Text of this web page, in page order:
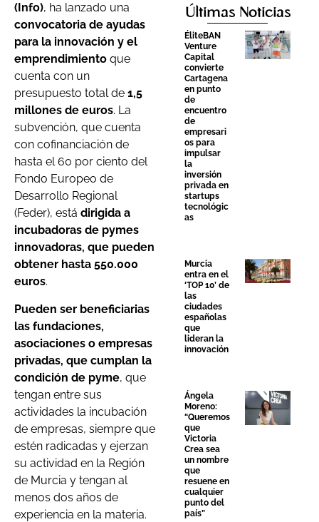
(Info), ha lanzado una
convocatoria de ayudas
para la innovación y el
emprendimiento que
cuenta con un
presupuesto total de 1,5
millones de euros. La
subvención, que cuenta
con cofinanciación de
hasta el 60 por ciento del
Fondo Europeo de
Desarrollo Regional
(Feder), está dirigida a
incubadoras de pymes
innovadoras, que pueden
obtener hasta 550.000
euros.
Pueden ser beneficiarias
las fundaciones,
asociaciones o empresas
privadas, que cumplan la
condición de pyme, que
tengan entre sus
actividades la incubación
de empresas, siempre que
estén radicadas y ejerzan
su actividad en la Región
de Murcia y tengan al
menos dos años de
experiencia en la materia.
Últimas Noticias
ÉliteBAN
Venture
Capital
convierte
Cartagena
en punto
de
encuentro
de
empresari
os para
impulsar
la
inversión
privada en
startups
tecnológic
as
Murcia
entra en el
‘TOP 10’ de
las
ciudades
españolas
que
lideran la
innovación
Ángela
Moreno:
“Queremos
que
Victoria
Crea sea
un nombre
que
resuene en
cualquier
punto del
país”